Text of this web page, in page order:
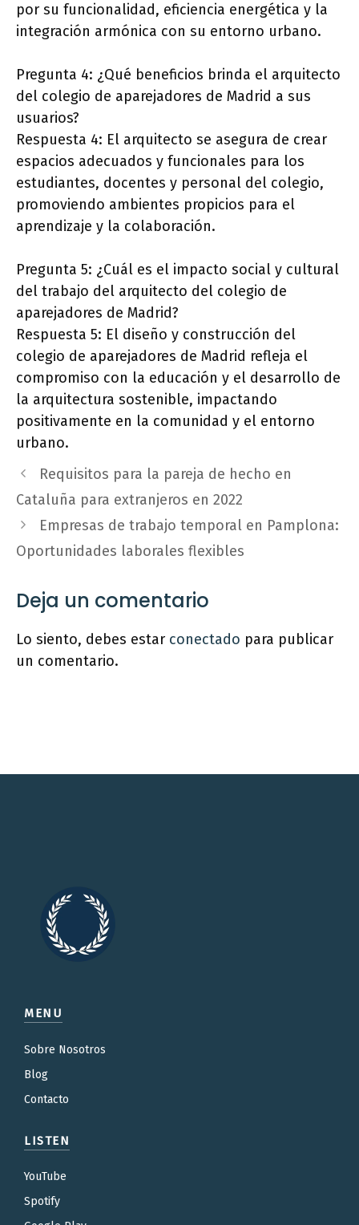
por su funcionalidad, eficiencia energética y la
integración armónica con su entorno urbano.
Pregunta 4: ¿Qué beneficios brinda el arquitecto
del colegio de aparejadores de Madrid a sus
usuarios?
Respuesta 4: El arquitecto se asegura de crear
espacios adecuados y funcionales para los
estudiantes, docentes y personal del colegio,
promoviendo ambientes propicios para el
aprendizaje y la colaboración.
Pregunta 5: ¿Cuál es el impacto social y cultural
del trabajo del arquitecto del colegio de
aparejadores de Madrid?
Respuesta 5: El diseño y construcción del
colegio de aparejadores de Madrid refleja el
compromiso con la educación y el desarrollo de
la arquitectura sostenible, impactando
positivamente en la comunidad y el entorno
urbano.
Requisitos para la pareja de hecho en
Cataluña para extranjeros en 2022
Empresas de trabajo temporal en Pamplona:
Oportunidades laborales flexibles
Deja un comentario
Lo siento, debes estar conectado para publicar
un comentario.
MENU
Sobre Nosotros
Blog
Contacto
LISTEN
YouTube
Spotify